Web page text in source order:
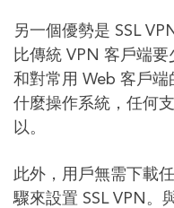
另一個優勢是 SSL
比傳統 VPN 客戶端
和對常用 Web 客戶
什麼操作系統，任何
以。
此外，用戶無需下載
驟來設置 SSL VPN。